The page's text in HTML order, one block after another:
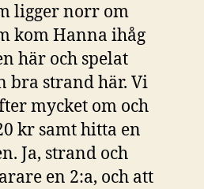
ligger norr om
kom Hanna ihåg
här och spelat
bra strand här. Vi
mycket om och
kr samt hitta en
Ja, strand och
en 2:a, och att